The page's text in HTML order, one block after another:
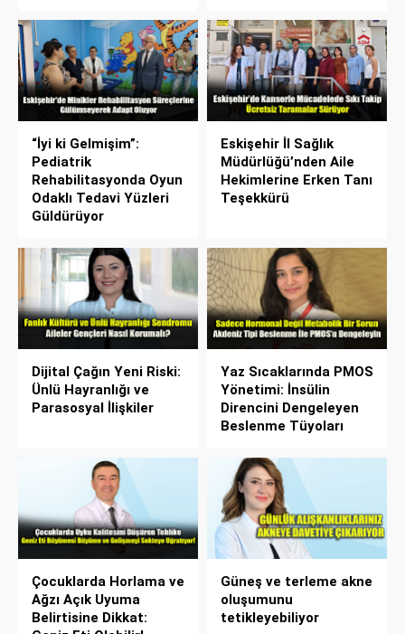
“İyi ki Gelmişim”:
Pediatrik
Rehabilitasyonda Oyun
Odaklı Tedavi Yüzleri
Güldürüyor
Eskişehir İl Sağlık
Müdürlüğü’nden Aile
Hekimlerine Erken Tanı
Teşekkürü
Dijital Çağın Yeni Riski:
Ünlü Hayranlığı ve
Parasosyal İlişkiler
Yaz Sıcaklarında PMOS
Yönetimi: İnsülin
Direncini Dengeleyen
Beslenme Tüyoları
Çocuklarda Horlama ve
Ağzı Açık Uyuma
Belirtisine Dikkat:
Güneş ve terleme akne
oluşumunu
tetikleyebiliyor